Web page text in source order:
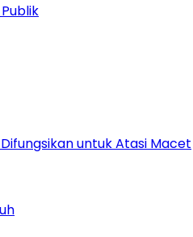
untuk Atasi Macet